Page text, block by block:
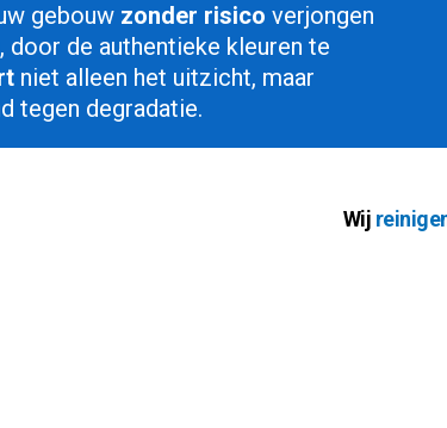
gebouw zonder risico verjongen
door de authentieke kleuren te
niet alleen het uitzicht, maar
tegen degradatie.
Wij